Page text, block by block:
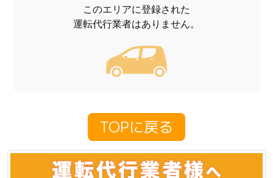
このエリアに登録された
運転代行業者はありません。
TOPに戻る